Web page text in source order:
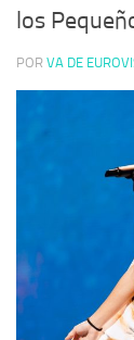
los
POR VA DE